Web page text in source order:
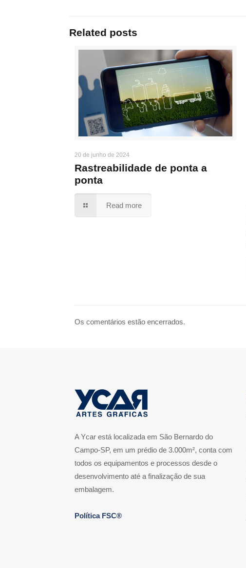
Related posts
20 de junho de 2024
Rastreabilidade de ponta a
ponta
Read more
Os comentários estão encerrados.
A Ycar está localizada em São Bernardo do
Campo-SP, em um prédio de 3.000m², conta com
todos os equipamentos e processos desde o
desenvolvimento até a finalização de sua
embalagem.
Política FSC®